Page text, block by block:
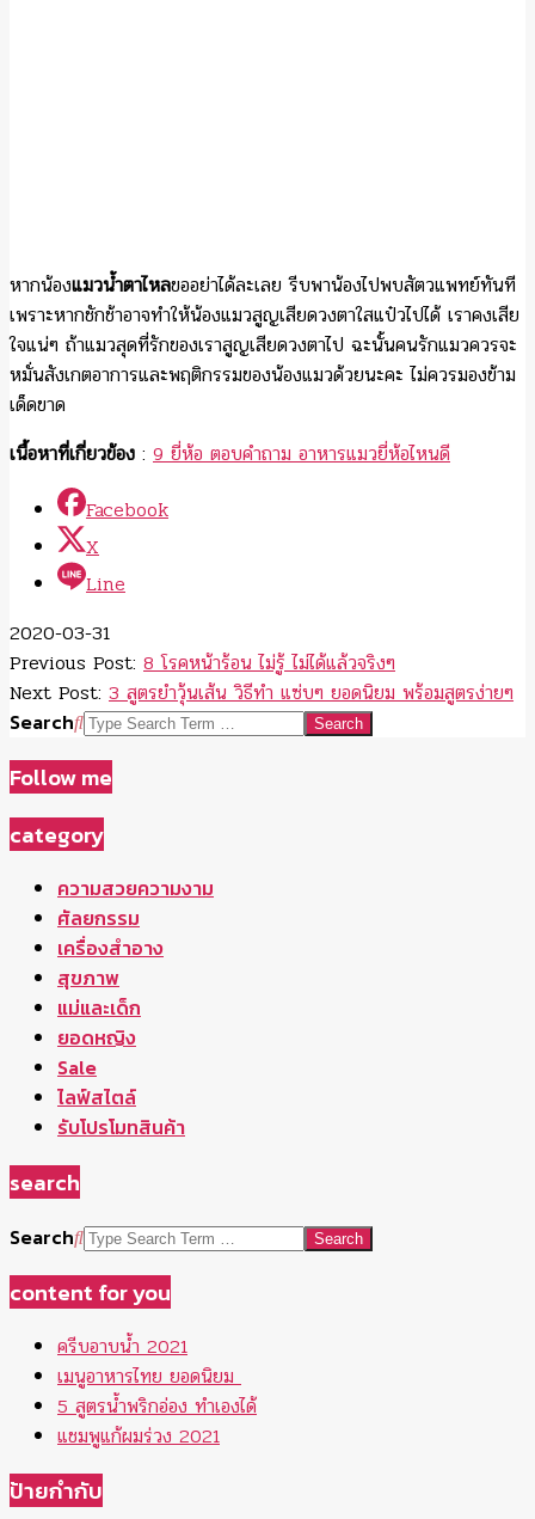
หากน้องแมวน้ำตาไหลขออย่าได้ละเลย รีบพาน้องไปพบสัตวแพทย์ทันที
เพราะหากชักช้าอาจทำให้น้องแมวสูญเสียดวงตาใสแป๋วไปได้ เราคงเสีย
ใจแน่ๆ ถ้าแมวสุดที่รักของเราสูญเสียดวงตาไป ฉะนั้นคนรักแมวควรจะ
หมั่นสังเกตอาการและพฤติกรรมของน้องแมวด้วยนะคะ ไม่ควรมองข้าม
เด็ดขาด
เนื้อหาที่เกี่ยวข้อง : 9 ยี่ห้อ ตอบคำถาม อาหารแมวยี่ห้อไหนดี
Facebook
X
Line
2020-03-31
Previous Post: 8 โรคหน้าร้อน ไม่รู้ ไม่ได้แล้วจริงๆ
Next Post: 3 สูตรยําวุ้นเส้น วิธีทำ แซ่บๆ ยอดนิยม พร้อมสูตรง่ายๆ
Search
Follow me
category
ความสวยความงาม
ศัลยกรรม
เครื่องสำอาง
สุขภาพ
แม่และเด็ก
ยอดหญิง
Sale
ไลฟ์สไตล์
รับโปรโมทสินค้า
search
Search
content for you
ครีบอาบน้ำ 2021
เมนูอาหารไทย ยอดนิยม
5 สูตรน้ำพริกอ่อง ทำเองได้
แชมพูแก้ผมร่วง 2021
ป้ายกำกับ